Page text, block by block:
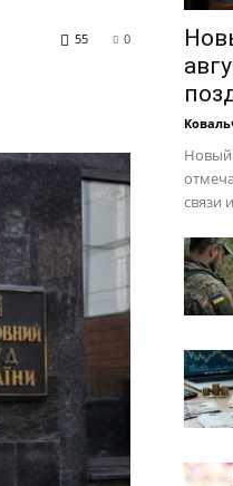
0
55
Новый
связи